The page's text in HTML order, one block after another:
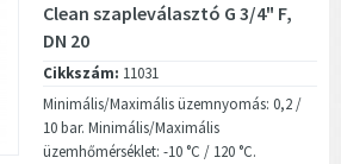
Clean szapleválasztó G 3/4" F,
DN 20
Cikkszám: 11031
Minimális/Maximális üzemnyomás: 0,2 /
10 bar. Minimális/Maximális
üzemhőmérséklet: -10 °C / 120 °C.